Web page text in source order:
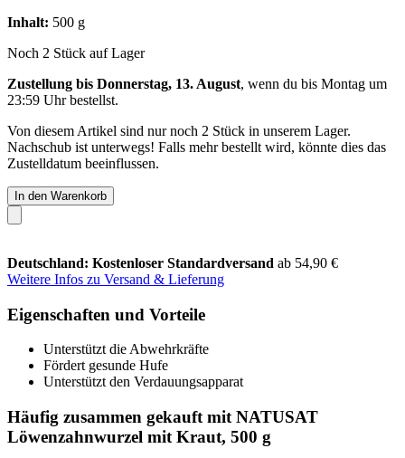
Inhalt: 500 g
Noch 2 Stück auf Lager
Zustellung bis Donnerstag, 13. August, wenn du bis Montag um
23:59 Uhrbestellst.
Von diesem Artikel sind nur noch 2 Stück in unserem Lager.
Nachschub ist unterwegs! Falls mehr bestellt wird, könnte dies das
Zustelldatum beeinflussen.
In den Warenkorb
Deutschland: Kostenloser Standardversand ab 54,90 €
Weitere Infos zu Versand & Lieferung
Eigenschaften und Vorteile
Unterstützt die Abwehrkräfte
Fördert gesunde Hufe
Unterstützt den Verdauungsapparat
Häufig zusammen gekauft mit NATUSAT
Löwenzahnwurzel mit Kraut, 500 g